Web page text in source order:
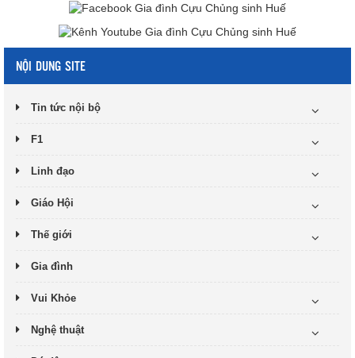
NỘI DUNG SITE
Tin tức nội bộ
F1
Linh đạo
Giáo Hội
Thế giới
Gia đình
Vui Khỏe
Nghệ thuật